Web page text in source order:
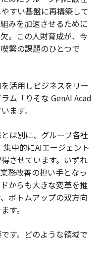
すい基盤に再構築して
みを加速させるために
。この人財育成が、今
緊の課題のひとつで
活用しビジネスをリー
ム「りそな GenAI Acad
ます。
は別に、グループ各社
中的にAIエージェント
させています。いずれ
務改善の担い手となっ
からも大きな変革を推
ボトムアップの双方向
す。
す。どのような領域で